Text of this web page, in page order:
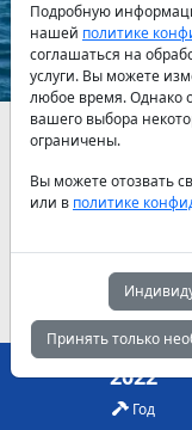
Наличие и
Май
750 €
2022
Год
Подробную
нашей политике
соглашаться на
услуги. Вы можете
любое время. Однако
вашего выбора
ограничены.
Вы можете отозвать
или в политике
Принять только